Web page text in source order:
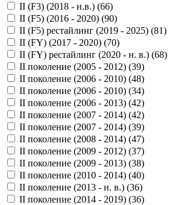
II (F3) (2018 - н.в.) (66)
II (F5) (2016 - 2020) (90)
II (F5) рестайлинг (2019 - 2025) (81)
II (FY) (2017 - 2020) (70)
II (FY) рестайлинг (2020 - н. в.) (68)
II поколение (2005 - 2012) (39)
II поколение (2006 - 2010) (48)
II поколение (2006 - 2010) (34)
II поколение (2006 - 2013) (42)
II поколение (2007 - 2014) (42)
II поколение (2007 - 2014) (39)
II поколение (2008 - 2014) (47)
II поколение (2009 - 2012) (37)
II поколение (2009 - 2013) (38)
II поколение (2010 - 2014) (40)
II поколение (2013 - н. в.) (36)
II поколение (2014 - 2019) (36)